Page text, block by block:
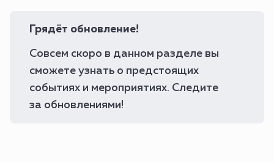
Грядёт обновление!
Совсем скоро в данном разделе вы
сможете узнать о предстоящих
событиях и мероприятиях. Следите
за обновлениями!